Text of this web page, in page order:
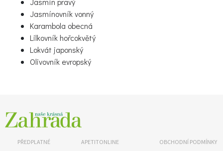
65 Kč
Jasmínovník vonný
Karambola obecná
Lilkovník hořcokvětý
Lokvát japonský
Olivovník evropský
PŘEDPLATNÉ
APETITONLINE
OBCHODNÍ PODMÍNKY